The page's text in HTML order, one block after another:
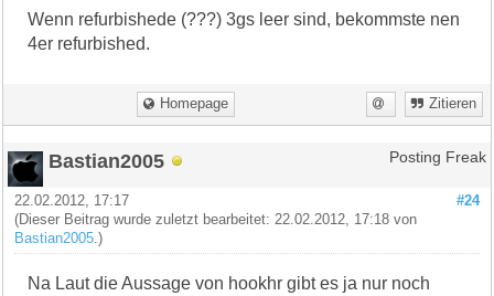
Wenn refurbishede (???) 3gs leer sind, bekommste nen
4er refurbished.
Homepage Zitieren
Bastian2005 Posting Freak
#24
22.02.2012, 17:17
(Dieser Beitrag wurde zuletzt bearbeitet: 22.02.2012, 17:18 von
Bastian2005 .)
Na Laut die Aussage von hookhr gibt es ja nur noch